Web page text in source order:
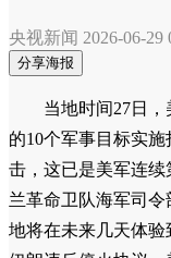
央视新闻 2026-06-29
分享海报
当地时间27日
的10个军事目标实
击，这已是美军连
兰革命卫队海军司
地将在未来几天体验